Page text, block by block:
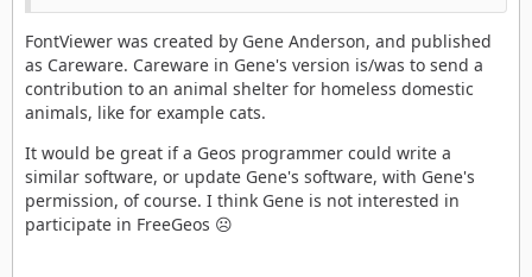
FontViewer was created by Gene Anderson, and published
as Careware. Careware in Gene's version is/was to send a
contribution to an animal shelter for homeless domestic
animals, like for example cats.
It would be great if a Geos programmer could write a
similar software, or update Gene's software, with Gene's
permission, of course. I think Gene is not interested in
participate in FreeGeos ☹️